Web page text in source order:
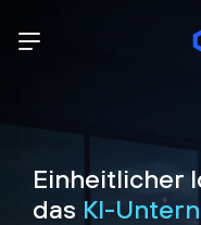
Einheitlicher
das KI-